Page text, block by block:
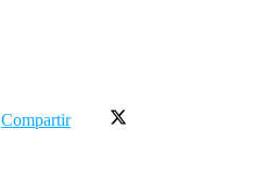
Compartir